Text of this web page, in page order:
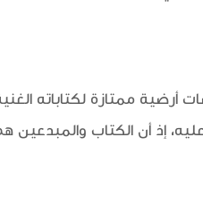
أرضية ممتازة لكتاباته
إذ أن الكتاب